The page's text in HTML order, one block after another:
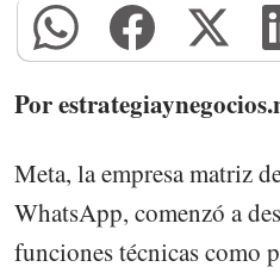
Por
Meta, la empresa matriz
WhatsApp, comenzó a
funciones técnicas como